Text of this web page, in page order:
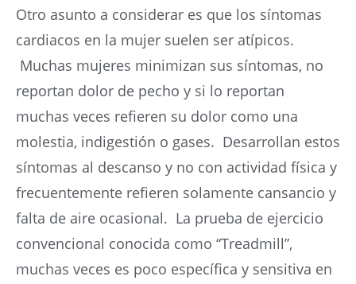
Otro asunto a considerar es que los síntomas
cardiacos en la mujer suelen ser atípicos.
Muchas mujeres minimizan sus síntomas, no
reportan dolor de pecho y si lo reportan
muchas veces refieren su dolor como una
molestia, indigestión o gases. Desarrollan estos
síntomas al descanso y no con actividad física y
frecuentemente refieren solamente cansancio y
falta de aire ocasional. La prueba de ejercicio
convencional conocida como “Treadmill”,
muchas veces es poco específica y sensitiva en